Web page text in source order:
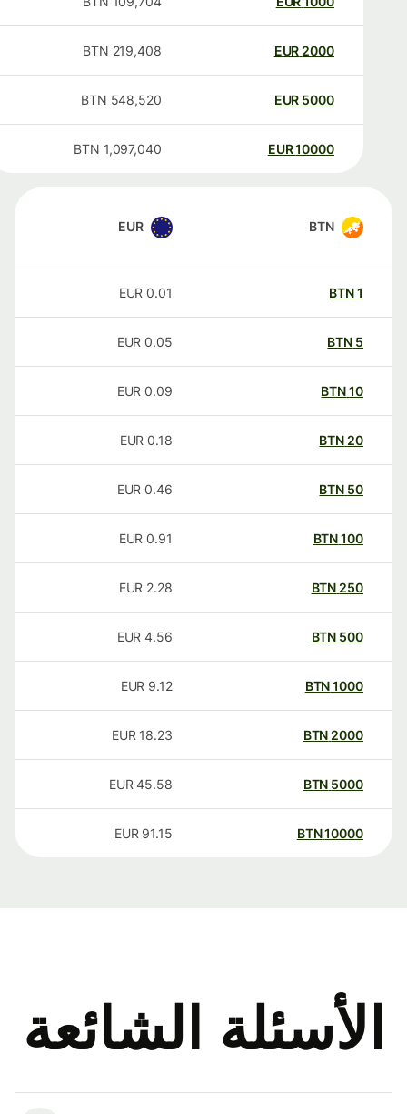
2000
EUR
219,408
BTN
5000
EUR
548,520
BTN
10000
EUR
1,097,040
BTN
BTN
EUR
BTN
0.01
EUR
BTN
0.05
EUR
BTN
0.09
EUR
20
BTN
0.18
EUR
50
BTN
0.46
EUR
100
BTN
0.91
EUR
250
BTN
2.28
EUR
500
BTN
4.56
EUR
1000
BTN
9.12
EUR
2000
BTN
18.23
EUR
5000
BTN
45.58
EUR
10000
BTN
91.15
EUR
الأسئلة الشائعة